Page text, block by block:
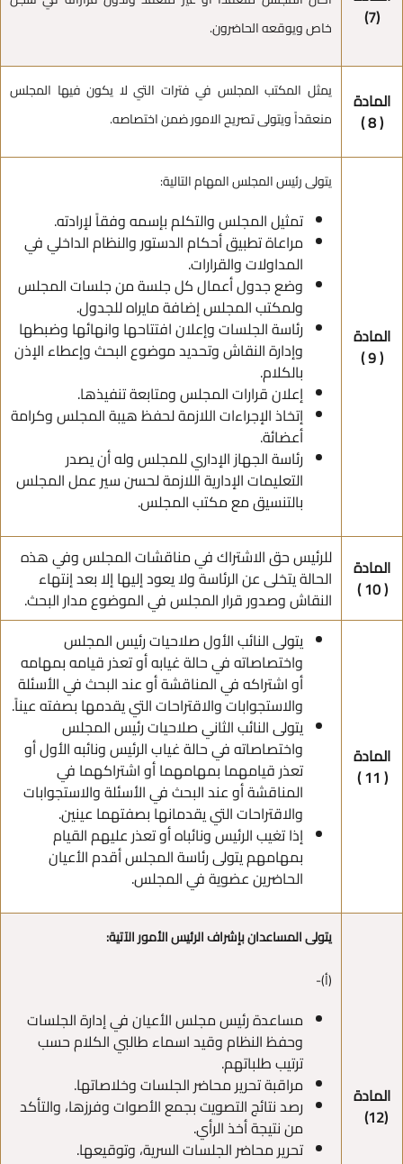
خاص ويوقعه الحاضرون.
المادة
يمثل المكتب المجلس في فترات التي لا يكون فيها المجلس
منعقداً ويتولى تصريح الامور ضمن اختصاصه.
المادة
يتولى رئيس المجلس المهام التالية:
تمثيل المجلس والتكلم بإسمه وفقاً لإرادته.
مراعاة تطبيق أحكام الدستور والنظام الداخلي في
المداولات والقرارات.
وضع جدول أعمال كل جلسة من جلسات المجلس
ولمكتب المجلس إضافة مايراه للجدول.
رئاسة الجلسات وإعلان افتتاحها وانهائها وضبطها
وإدارة النقاش وتحديد موضوع البحث وإعطاء الإذن
بالكلام.
إعلان قرارات المجلس ومتابعة تنفيذها.
إتخاذ الإجراءات اللازمة لحفظ هيبة المجلس وكرامة
أعضائة.
رئاسة الجهاز الإداري للمجلس وله أن يصدر
التعليمات الإدارية اللازمة لحسن سير عمل المجلس
بالتنسيق مع مكتب المجلس.
المادة
للرئيس حق الاشتراك في مناقشات المجلس وفي هذه
الحالة يتخلى عن الرئاسة ولا يعود إليها إلا بعد إنتهاء
النقاش وصدور قرار المجلس في الموضوع مدار البحث.
المادة
يتولى النائب الأول صلاحيات رئيس المجلس
واختصاصاته في حالة غيابه أو تعذر قيامه بمهامه
أو اشتراكه في المناقشة أو عند البحث في الأسئلة
والاستجوابات والاقتراحات التي يقدمها بصفته عيناً.
يتولى النائب الثاني صلاحيات رئيس المجلس
واختصاصاته في حالة غياب الرئيس ونائبه الأول أو
تعذر قيامهما بمهامهما أو اشتراكهما في
المناقشة أو عند البحث في الأسئلة والاستجوابات
والاقتراحات التي يقدمانها بصفتهما عينين.
إذا تغيب الرئيس ونائباه أو تعذر عليهم القيام
بمهامهم يتولى رئاسة المجلس أقدم الأعيان
الحاضرين عضوية في المجلس.
المادة
يتولى المساعدان بإشراف الرئيس الأمور الآتية:
(أ)-
مساعدة رئيس مجلس الأعيان في إدارة الجلسات
وحفظ النظام وقيد اسماء طالبي الكلام حسب
ترتيب طلباتهم.
مراقبة تحرير محاضر الجلسات وخلاصاتها.
رصد نتائج التصويت بجمع الأصوات وفرزها، والتأكد
من نتيجة أخذ الرأي.
تحرير محاضر الجلسات السرية، وتوقيعها.